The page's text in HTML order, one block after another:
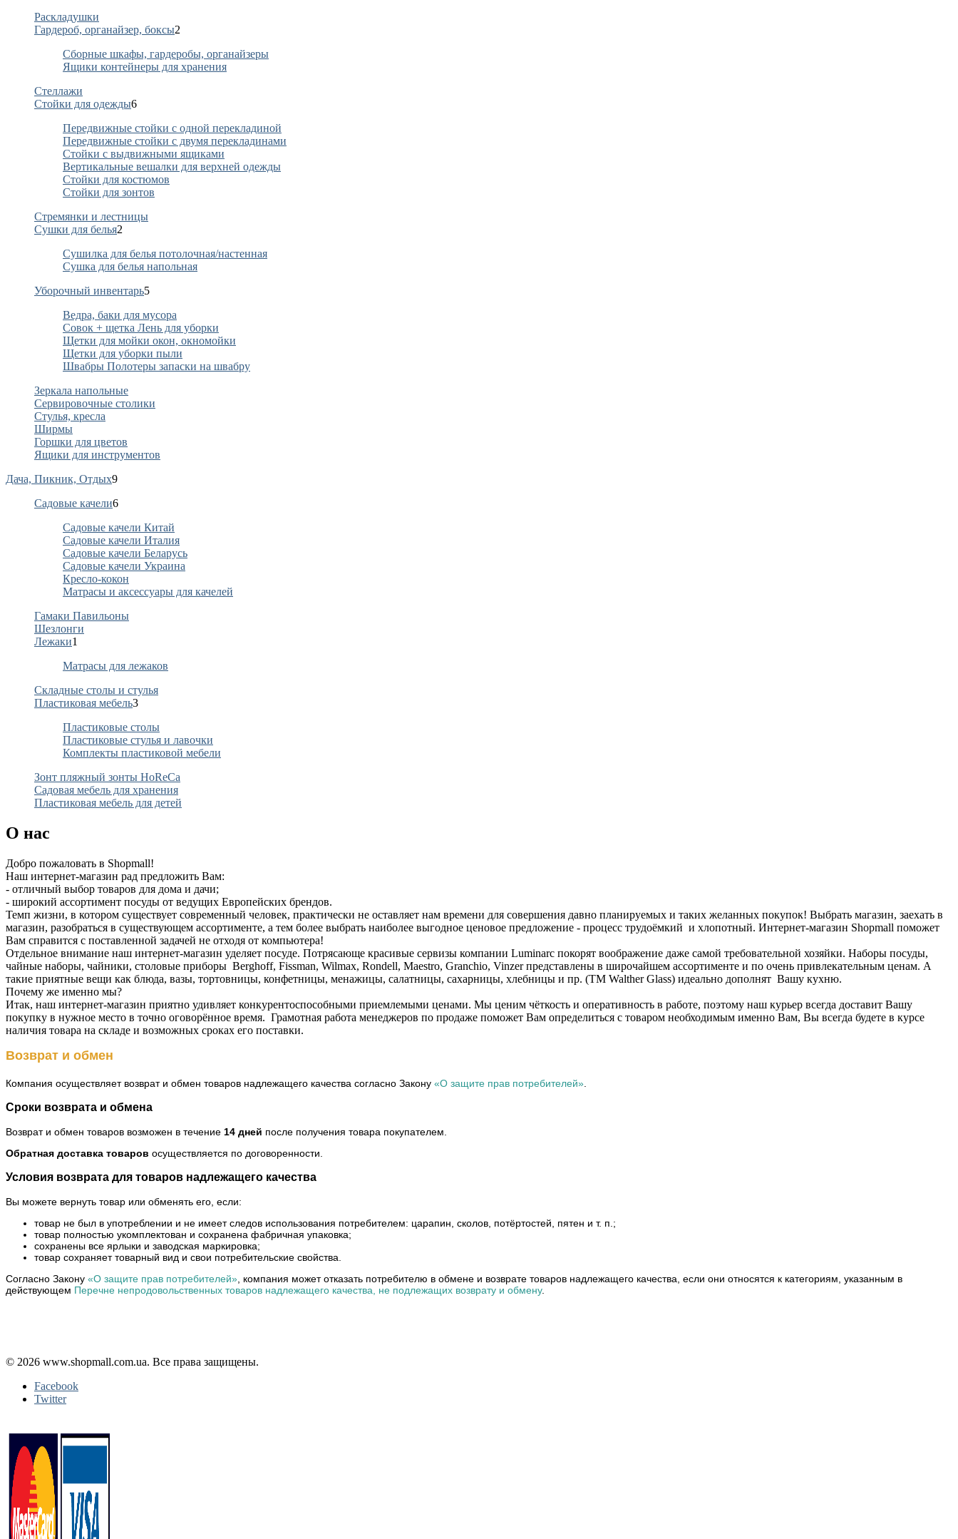
Раскладушки
Гардероб, органайзер, боксы2
Сборные шкафы, гардеробы, органайзеры
Ящики контейнеры для хранения
Стеллажи
Стойки для одежды6
Передвижные стойки с одной перекладиной
Передвижные стойки с двумя перекладинами
Стойки с выдвижными ящиками
Вертикальные вешалки для верхней одежды
Стойки для костюмов
Стойки для зонтов
Стремянки и лестницы
Сушки для белья2
Сушилка для белья потолочная/настенная
Сушка для белья напольная
Уборочный инвентарь5
Ведра, баки для мусора
Совок + щетка Лень для уборки
Щетки для мойки окон, окномойки
Щетки для уборки пыли
Швабры Полотеры запаски на швабру
Зеркала напольные
Сервировочные столики
Стулья, кресла
Ширмы
Горшки для цветов
Ящики для инструментов
Дача, Пикник, Отдых9
Садовые качели6
Садовые качели Китай
Садовые качели Италия
Садовые качели Беларусь
Садовые качели Украина
Кресло-кокон
Матрасы и аксессуары для качелей
Гамаки Павильоны
Шезлонги
Лежаки1
Матрасы для лежаков
Складные столы и стулья
Пластиковая мебель3
Пластиковые столы
Пластиковые стулья и лавочки
Комплекты пластиковой мебели
Зонт пляжный зонты HoReCa
Садовая мебель для хранения
Пластиковая мебель для детей
О нас
Добро пожаловать в Shopmall!
Наш интернет-магазин рад предложить Вам:
- отличный выбор товаров для дома и дачи;
- широкий ассортимент посуды от ведущих Европейских брендов.
Темп жизни, в котором существует современный человек, практически не оставляет нам времени для совершения давно планируемых и таких желанных покупок! Выбрать магазин, заехать в
магазин, разобраться в существующем ассортименте, а тем более выбрать наиболее выгодное ценовое предложение - процесс трудоёмкий и хлопотный. Интернет-магазин Shopmall поможет
Вам справится с поставленной задачей не отходя от компьютера!
Отдельное внимание наш интернет-магазин уделяет посуде. Потрясающе красивые сервизы компании Luminarc покорят воображение даже самой требовательной хозяйки. Наборы посуды,
чайные наборы, чайники, столовые приборы Berghoff, Fissman, Wilmax, Rondell, Maestro, Granchio, Vinzer представлены в широчайшем ассортименте и по очень привлекательным ценам. А
такие приятные вещи как блюда, вазы, тортовницы, конфетницы, менажицы, салатницы, сахарницы, хлебницы и пр. (ТМ Walther Glass) идеально дополнят Вашу кухню.
Почему же именно мы?
Итак, наш интернет-магазин приятно удивляет конкурентоспособными приемлемыми ценами. Мы ценим чёткость и оперативность в работе, поэтому наш курьер всегда доставит Вашу
покупку в нужное место в точно оговорённое время. Грамотная работа менеджеров по продаже поможет Вам определиться с товаром необходимым именно Вам, Вы всегда будете в курсе
наличия товара на складе и возможных сроках его поставки.
Возврат и обмен
Компания осуществляет возврат и обмен товаров надлежащего качества согласно Закону «О защите прав потребителей»
Сроки возврата и обмена
Возврат и обмен товаров возможен в течение 14 дней после получения товара покупателем.
Обратная доставка товаров осуществляется по договоренности.
Условия возврата для товаров надлежащего качества
Вы можете вернуть товар или обменять его, если:
товар не был в употреблении и не имеет следов использования потребителем: царапин, сколов, потёртостей, пятен и т. п.;
товар полностью укомплектован и сохранена фабричная упаковка;
сохранены все ярлыки и заводская маркировка;
товар сохраняет товарный вид и свои потребительские свойства.
Согласно Закону «О защите прав потребителей» , компания может отказать потребителю в обмене и возврате товаров надлежащего качества, если они относятся к категориям, указанным в
действующем Перечне непродовольственных товаров надлежащего качества, не подлежащих возврату и обмену.
© 2026 www.shopmall.com.ua. Все права защищены.
Facebook
Twitter